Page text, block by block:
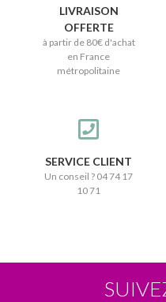
LIVRAISON
OFFERTE
à partir de 80€ d'achat
en France
métropolitaine
SERVICE CLIENT
Un conseil ? 04 74 17
10 71